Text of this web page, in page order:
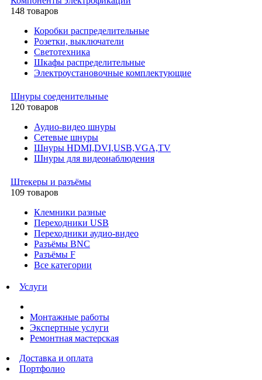
148 товаров
Коробки распределительные
Розетки, выключатели
Светотехника
Шкафы распределительные
Электроустановочные комплектующие
Шнуры соеденительные
120 товаров
Аудио-видео шнуры
Сетевые шнуры
Шнуры HDMI,DVI,USB,VGA,TV
Шнуры для видеонаблюдения
Штекеры и разъёмы
109 товаров
Клемники разные
Переходники USB
Переходники аудио-видео
Разъёмы BNC
Разъёмы F
Все категории
Услуги
Монтажные работы
Экспертные услуги
Ремонтная мастерская
Доставка и оплата
Портфолио